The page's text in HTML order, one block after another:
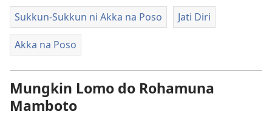
Sukkun-Sukkun ni Akka na Poso Jati Diri
Akka na Poso
Mungkin Lomo do Rohamuna
Mamboto